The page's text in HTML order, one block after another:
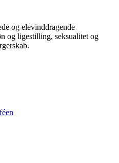
og elevinddragende
og ligestilling, seksualitet og